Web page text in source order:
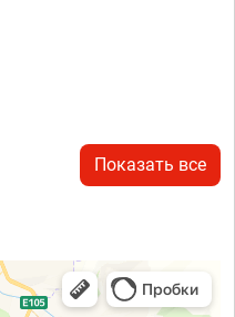
Показать все